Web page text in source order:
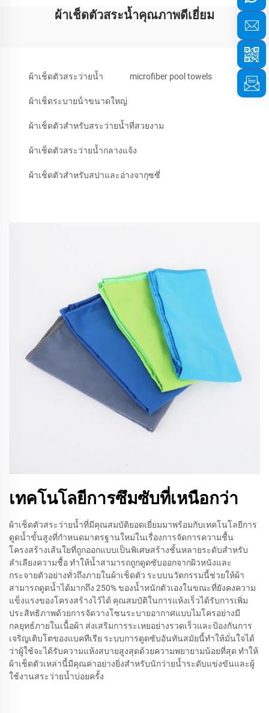
ผ้าเช็ดตัวสระน้ำคุณภาพดีเยี่ยม
ผ้าเช็ดตัวสระว่ายน้ำ microfiber pool towels
ผ้าเช็ดระบายน้ําขนาดใหญ่
ผ้าเช็ดตัวสำหรับสระว่ายน้ำที่สวยงาม
ผ้าเช็ดตัวสระว่ายน้ำกลางแจ้ง
ผ้าเช็ดตัวสำหรับสปาและอ่างจากุซซี่
เทคโนโลยีการซึมซับที่เหนือกว่า
ผ้าเช็ดตัวสระว่ายน้ำที่มีคุณสมบัติยอดเยี่ยมมาพร้อมกับเทคโนโลยีการ
ดูดน้ำขั้นสูงที่กำหนดมาตรฐานใหม่ในเรื่องการจัดการความชื้น
โครงสร้างเส้นใยที่ถูกออกแบบเป็นพิเศษสร้างชั้นหลายระดับสำหรับ
ลำเลียงความชื้อ ทำให้น้ำสามารถถูกดูดซับออกจากผิวหนังและ
กระจายตัวอย่างทั่วถึงภายในผ้าเช็ดตัว ระบบนวัตกรรมนี้ช่วยให้ผ้า
สามารถดูดน้ำได้มากถึง 250% ของน้ำหนักตัวเองในขณะที่ยังคงความ
แข็งแรงของโครงสร้างไว้ได้ คุณสมบัติในการแห้งเร็วได้รับการเพิ่ม
ประสิทธิภาพด้วยการจัดวางโซนระบายอากาศแบบไมโครอย่างมี
กลยุทธ์ภายในเนื้อผ้า ส่งเสริมการระเหยอย่างรวดเร็วและป้องกันการ
เจริญเติบโตของแบคทีเรีย ระบบการดูดซับอันทันสมัยนี้ทำให้มั่นใจได้
ว่าผู้ใช้จะได้รับความแห้งสบายสูงสุดด้วยความพยายามน้อยที่สุด ทำให้
ผ้าเช็ดตัวเหล่านี้มีคุณค่าอย่างยิ่งสำหรับนักว่ายน้ำระดับแข่งขันและผู้
ใช้งานสระว่ายน้ำบ่อยครั้ง